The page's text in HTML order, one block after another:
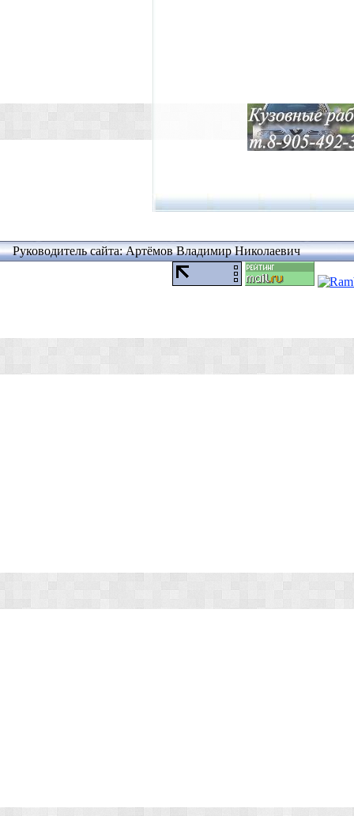
Руководитель сайта: Артёмов Владимир Николаевич